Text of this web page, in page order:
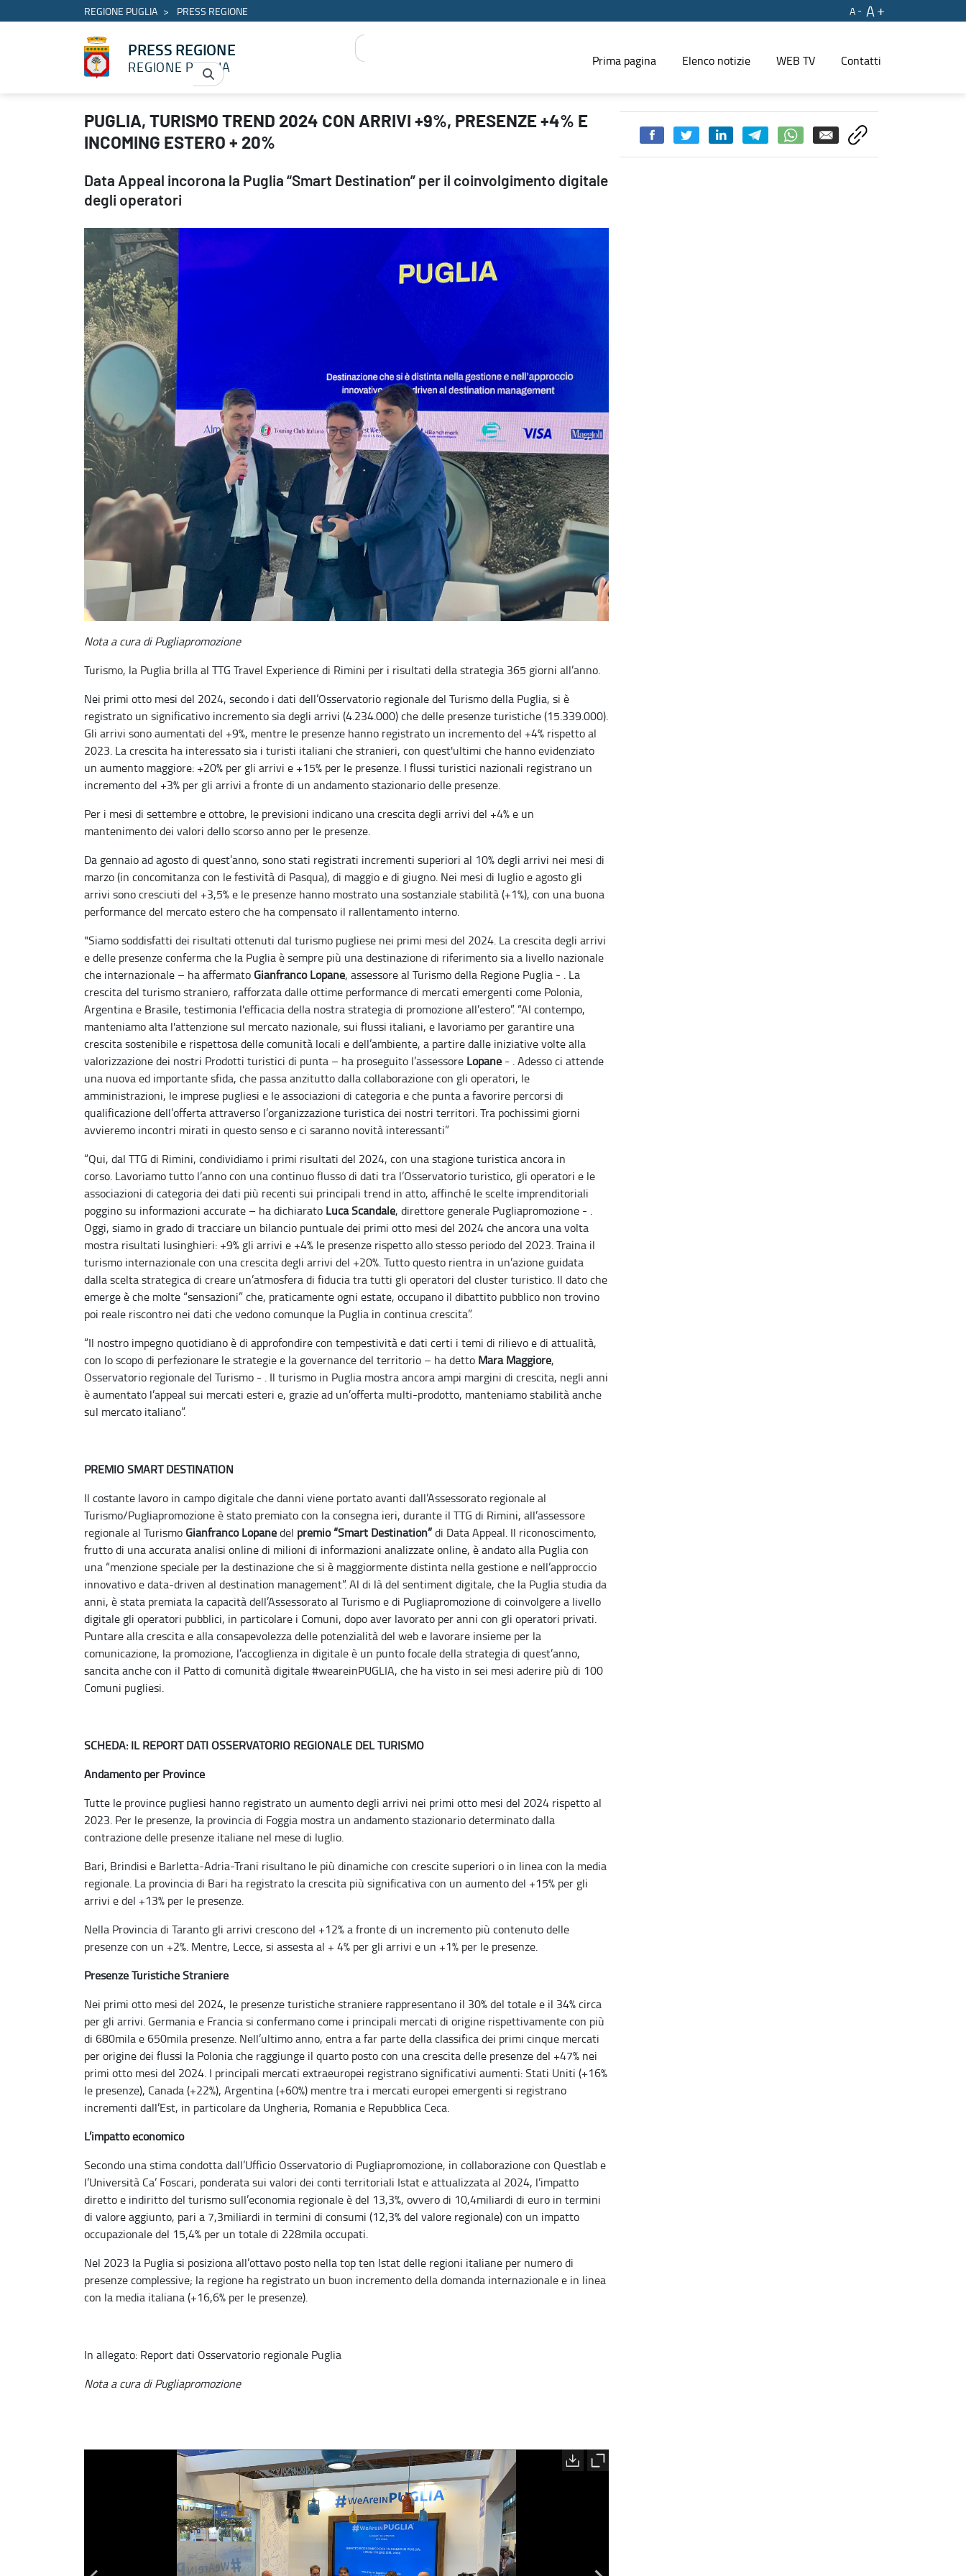
REGIONE PUGLIA PRESS REGIONE A
A
PRESS REGIONE
REGIONE PUGLIA Prima pagina Elenco notizie WEB TV Contatti
PUGLIA, TURISMO TREND 2024 CON ARRIVI +9%, PRESENZE +4% E INCOMING ESTERO + 20% - PRESS REGIONE
PUGLIA, TURISMO TREND 2024 CON ARRIVI +9%, PRESENZE +4% E
INCOMING ESTERO + 20%
Data Appeal incorona la Puglia “Smart Destination” per il coinvolgimento digitale
degli operatori
Nota a cura di Pugliapromozione
Turismo, la Puglia brilla al TTG Travel Experience di Rimini per i risultati della strategia 365 giorni all’anno.
Nei primi otto mesi del 2024, secondo i dati dell’Osservatorio regionale del Turismo della Puglia, si è
registrato un significativo incremento sia degli arrivi (4.234.000) che delle presenze turistiche (15.339.000).
Gli arrivi sono aumentati del +9%, mentre le presenze hanno registrato un incremento del +4% rispetto al
2023. La crescita ha interessato sia i turisti italiani che stranieri, con quest'ultimi che hanno evidenziato
un aumento maggiore: +20% per gli arrivi e +15% per le presenze. I flussi turistici nazionali registrano un
incremento del +3% per gli arrivi a fronte di un andamento stazionario delle presenze.
Per i mesi di settembre e ottobre, le previsioni indicano una crescita degli arrivi del +4% e un
mantenimento dei valori dello scorso anno per le presenze.
Da gennaio ad agosto di quest’anno, sono stati registrati incrementi superiori al 10% degli arrivi nei mesi di
marzo (in concomitanza con le festività di Pasqua), di maggio e di giugno. Nei mesi di luglio e agosto gli
arrivi sono cresciuti del +3,5% e le presenze hanno mostrato una sostanziale stabilità (+1%), con una buona
performance del mercato estero che ha compensato il rallentamento interno.
"Siamo soddisfatti dei risultati ottenuti dal turismo pugliese nei primi mesi del 2024. La crescita degli arrivi
e delle presenze conferma che la Puglia è sempre più una destinazione di riferimento sia a livello nazionale
che internazionale – ha affermato Gianfranco Lopane, assessore al Turismo della Regione Puglia - . La
crescita del turismo straniero, rafforzata dalle ottime performance di mercati emergenti come Polonia,
Argentina e Brasile, testimonia l'efficacia della nostra strategia di promozione all’estero”. “Al contempo,
manteniamo alta l'attenzione sul mercato nazionale, sui flussi italiani, e lavoriamo per garantire una
crescita sostenibile e rispettosa delle comunità locali e dell’ambiente, a partire dalle iniziative volte alla
valorizzazione dei nostri Prodotti turistici di punta – ha proseguito l’assessore Lopane - . Adesso ci attende
una nuova ed importante sfida, che passa anzitutto dalla collaborazione con gli operatori, le
amministrazioni, le imprese pugliesi e le associazioni di categoria e che punta a favorire percorsi di
qualificazione dell’offerta attraverso l’organizzazione turistica dei nostri territori. Tra pochissimi giorni
avvieremo incontri mirati in questo senso e ci saranno novità interessanti”
“Qui, dal TTG di Rimini, condividiamo i primi risultati del 2024, con una stagione turistica ancora in
corso. Lavoriamo tutto l’anno con una continuo flusso di dati tra l’Osservatorio turistico, gli operatori e le
associazioni di categoria dei dati più recenti sui principali trend in atto, affinché le scelte imprenditoriali
poggino su informazioni accurate – ha dichiarato Luca Scandale, direttore generale Pugliapromozione - .
Oggi, siamo in grado di tracciare un bilancio puntuale dei primi otto mesi del 2024 che ancora una volta
mostra risultati lusinghieri: +9% gli arrivi e +4% le presenze rispetto allo stesso periodo del 2023. Traina il
turismo internazionale con una crescita degli arrivi del +20%. Tutto questo rientra in un’azione guidata
dalla scelta strategica di creare un’atmosfera di fiducia tra tutti gli operatori del cluster turistico. Il dato che
emerge è che molte “sensazioni” che, praticamente ogni estate, occupano il dibattito pubblico non trovino
poi reale riscontro nei dati che vedono comunque la Puglia in continua crescita”.
“Il nostro impegno quotidiano è di approfondire con tempestività e dati certi i temi di rilievo e di attualità,
con lo scopo di perfezionare le strategie e la governance del territorio – ha detto Mara Maggiore,
Osservatorio regionale del Turismo - . Il turismo in Puglia mostra ancora ampi margini di crescita, negli anni
è aumentato l’appeal sui mercati esteri e, grazie ad un’offerta multi-prodotto, manteniamo stabilità anche
sul mercato italiano”.
PREMIO SMART DESTINATION
Il costante lavoro in campo digitale che danni viene portato avanti dall’Assessorato regionale al
Turismo/Pugliapromozione è stato premiato con la consegna ieri, durante il TTG di Rimini, all’assessore
regionale al Turismo Gianfranco Lopanedel premio “Smart Destination”di Data Appeal. Il riconoscimento,
frutto di una accurata analisi online di milioni di informazioni analizzate online, è andato alla Puglia con
una “menzione speciale per la destinazione che si è maggiormente distinta nella gestione e nell’approccio
innovativo e data-driven al destination management”. Al di là del sentiment digitale, che la Puglia studia da
anni, è stata premiata la capacità dell’Assessorato al Turismo e di Pugliapromozione di coinvolgere a livello
digitale gli operatori pubblici, in particolare i Comuni, dopo aver lavorato per anni con gli operatori privati.
Puntare alla crescita e alla consapevolezza delle potenzialità del web e lavorare insieme per la
comunicazione, la promozione, l’accoglienza in digitale è un punto focale della strategia di quest’anno,
sancita anche con il Patto di comunità digitale #weareinPUGLIA, che ha visto in sei mesi aderire più di 100
Comuni pugliesi.
SCHEDA: IL REPORT DATI OSSERVATORIO REGIONALE DEL TURISMO
Andamento per Province
Tutte le province pugliesi hanno registrato un aumento degli arrivi nei primi otto mesi del 2024 rispetto al
2023. Per le presenze, la provincia di Foggia mostra un andamento stazionario determinato dalla
contrazione delle presenze italiane nel mese di luglio.
Bari, Brindisi e Barletta-Adria-Trani risultano le più dinamiche con crescite superiori o in linea con la media
regionale. La provincia di Bari ha registrato la crescita più significativa con un aumento del +15% per gli
arrivi e del +13% per le presenze.
Nella Provincia di Taranto gli arrivi crescono del +12% a fronte di un incremento più contenuto delle
presenze con un +2%. Mentre, Lecce, si assesta al + 4% per gli arrivi e un +1% per le presenze.
Presenze Turistiche Straniere
Nei primi otto mesi del 2024, le presenze turistiche straniere rappresentano il 30% del totale e il 34% circa
per gli arrivi. Germania e Francia si confermano come i principali mercati di origine rispettivamente con più
di 680mila e 650mila presenze. Nell’ultimo anno, entra a far parte della classifica dei primi cinque mercati
per origine dei flussi la Polonia che raggiunge il quarto posto con una crescita delle presenze del +47% nei
primi otto mesi del 2024. I principali mercati extraeuropei registrano significativi aumenti: Stati Uniti (+16%
le presenze), Canada (+22%), Argentina (+60%) mentre tra i mercati europei emergenti si registrano
incrementi dall’Est, in particolare da Ungheria, Romania e Repubblica Ceca.
L’impatto economico
Secondo una stima condotta dall’Ufficio Osservatorio di Pugliapromozione, in collaborazione con Questlab e
l’Università Ca’ Foscari, ponderata sui valori dei conti territoriali Istat e attualizzata al 2024, l’impatto
diretto e indiritto del turismo sull’economia regionale è del 13,3%, ovvero di 10,4miliardi di euro in termini
di valore aggiunto, pari a 7,3miliardi in termini di consumi (12,3% del valore regionale) con un impatto
occupazionale del 15,4% per un totale di 228mila occupati.
Nel 2023 la Puglia si posiziona all’ottavo posto nella top ten Istat delle regioni italiane per numero di
presenze complessive; la regione ha registrato un buon incremento della domanda internazionale e in linea
con la media italiana (+16,6% per le presenze).
In allegato: Report dati Osservatorio regionale Puglia
Nota a cura di Pugliapromozione